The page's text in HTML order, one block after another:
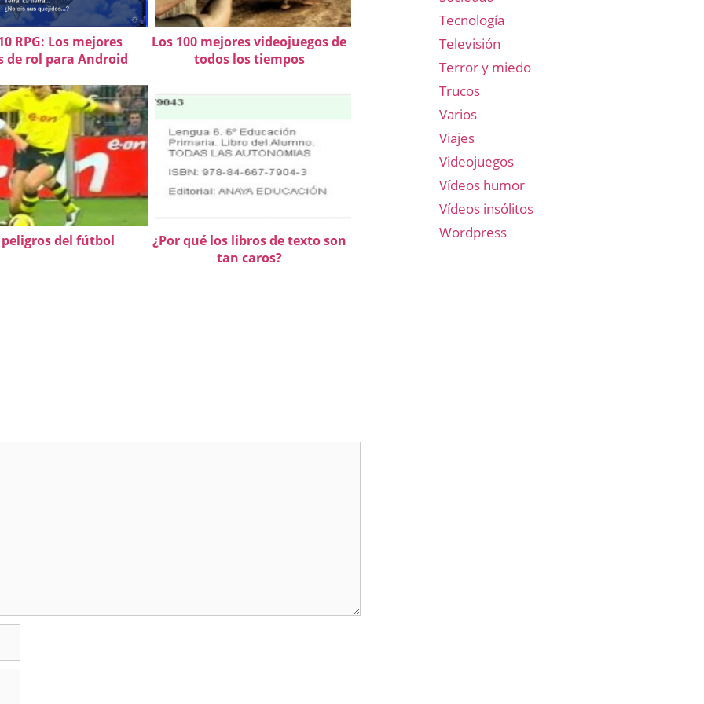
RPG: Los mejores
de rol para Android
Los 100 mejores videojuegos de
todos los tiempos
peligros del fútbol
¿Por qué los libros de texto son
tan caros?
Tecnología
Televisión
Terror y miedo
Trucos
Varios
Viajes
Videojuegos
Vídeos humor
Vídeos insólitos
Wordpress